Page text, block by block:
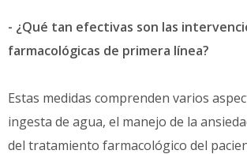
- ¿Qué tan efectivas son las
farmacológicas de primera línea?
Estas medidas comprenden varios
ingesta de agua, el manejo de la
del tratamiento farmacológico del